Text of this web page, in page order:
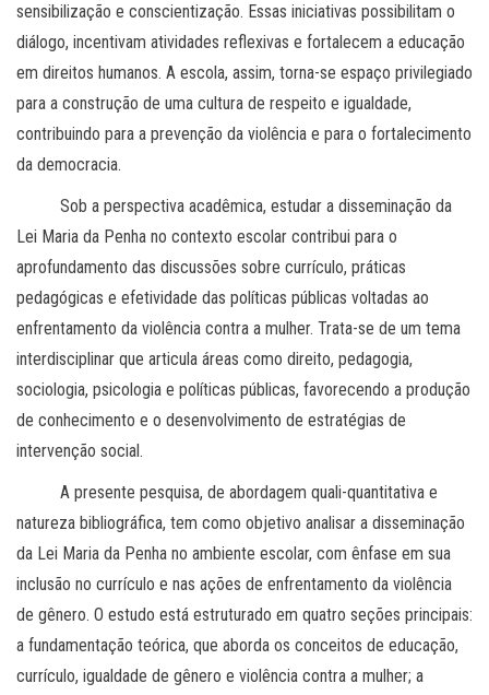
sensibilização e conscientização. Essas iniciativas possibilitam o
diálogo, incentivam atividades reflexivas e fortalecem a educação
em direitos humanos. A escola, assim, torna-se espaço privilegiado
para a construção de uma cultura de respeito e igualdade,
contribuindo para a prevenção da violência e para o fortalecimento
da democracia.
Sob a perspectiva acadêmica, estudar a disseminação da
Lei Maria da Penha no contexto escolar contribui para o
aprofundamento das discussões sobre currículo, práticas
pedagógicas e efetividade das políticas públicas voltadas ao
enfrentamento da violência contra a mulher. Trata-se de um tema
interdisciplinar que articula áreas como direito, pedagogia,
sociologia, psicologia e políticas públicas, favorecendo a produção
de conhecimento e o desenvolvimento de estratégias de
intervenção social.
A presente pesquisa, de abordagem quali-quantitativa e
natureza bibliográfica, tem como objetivo analisar a disseminação
da Lei Maria da Penha no ambiente escolar, com ênfase em sua
inclusão no currículo e nas ações de enfrentamento da violência
de gênero. O estudo está estruturado em quatro seções principais:
a fundamentação teórica, que aborda os conceitos de educação,
currículo, igualdade de gênero e violência contra a mulher; a